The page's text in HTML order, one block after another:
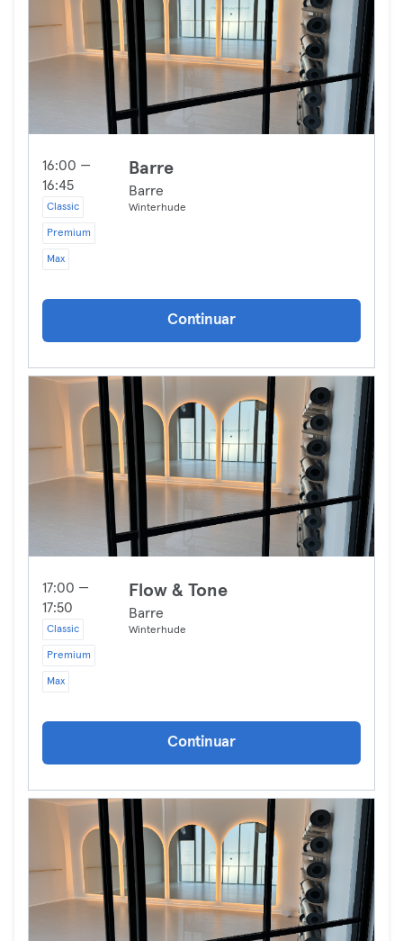
16:00 —
16:45
Classic
Premium
Max
Barre
Barre
Winterhude
Continuar
17:00 —
17:50
Classic
Premium
Max
Flow & Tone
Barre
Winterhude
Continuar